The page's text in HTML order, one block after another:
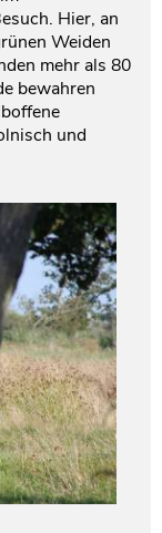
Hier, an
Weiden
mehr als 80
bewahren
und